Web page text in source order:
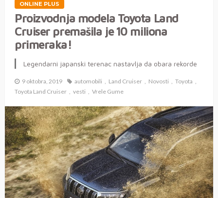
ONLINE PLUS
Proizvodnja modela Toyota Land
Cruiser premašila je 10 miliona
primeraka!
Legendarni japanski terenac nastavlja da obara rekorde
9 oktobra, 2019 automobili Land Cruiser Novosti
Toyota
Toyota Land Cruiser
vesti Vrele Gume